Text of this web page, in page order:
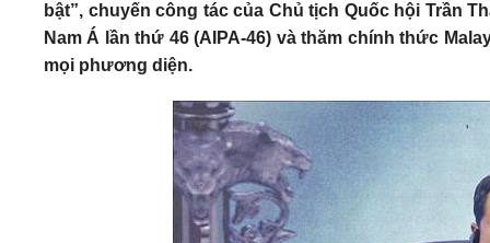
bật”, chuyến công tác của Chủ tịch Quốc hội Trần
Nam Á lần thứ 46 (AIPA-46) và thăm chính thức
mọi phương diện.